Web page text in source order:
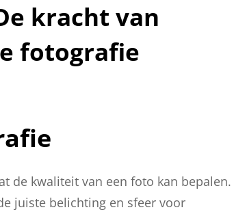
kracht van
fotografie
de kwaliteit van een foto kan bepalen.
juiste belichting en sfeer voor